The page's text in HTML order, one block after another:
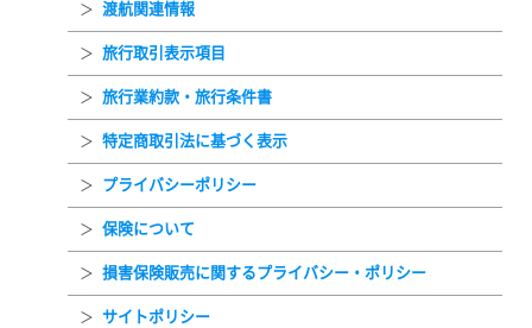
渡航関連情報
旅行取引表示項目
旅行業約款・旅行条件書
特定商取引法に基づく表示
プライバシーポリシー
保険について
損害保険販売に関するプライバシー・ポリシー
サイトポリシー